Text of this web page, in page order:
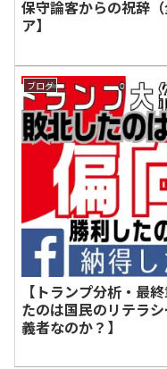
保守論客からの祝辞
ア】
ブログ
【トランプ分析・最
たのは国民のリテラ
義者なのか？】